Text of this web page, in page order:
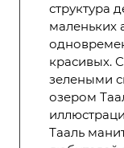
структура
маленьких
красивых.
зелеными
озером
Тааль